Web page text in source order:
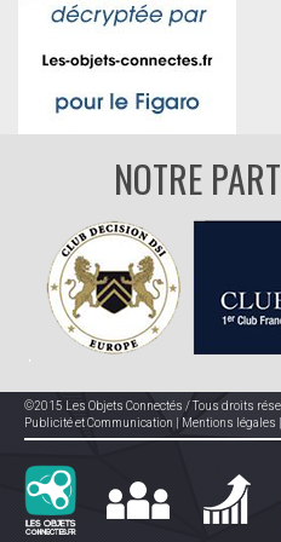
NOTRE
©2015 Les Objets Connectés / Tous droits
Publicité et Communication
Mentions légales